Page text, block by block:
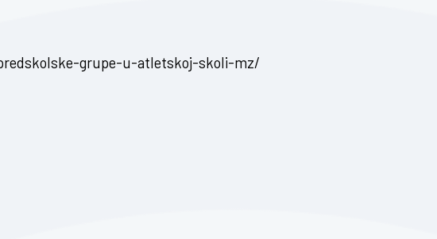
grupe-u-atletskoj-skoli-mz/